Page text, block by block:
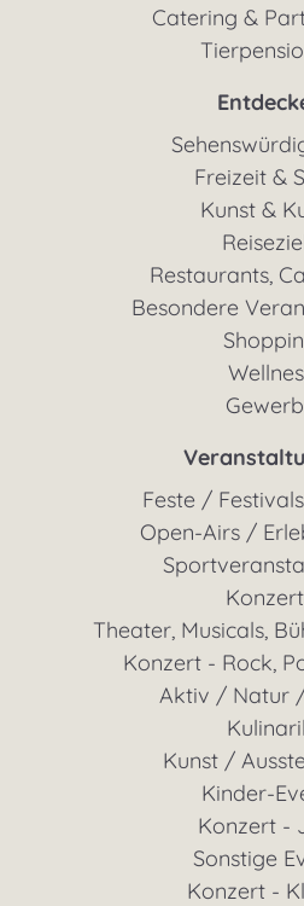
Catering &
Freizeit &
Kunst &
Restaurants,
Besondere
Feste /
Open-Airs /
Theater, Musicals,
Konzert - Rock,
Aktiv / Natur /
Kunst /
Kinder-
Konzert -
Sonstige